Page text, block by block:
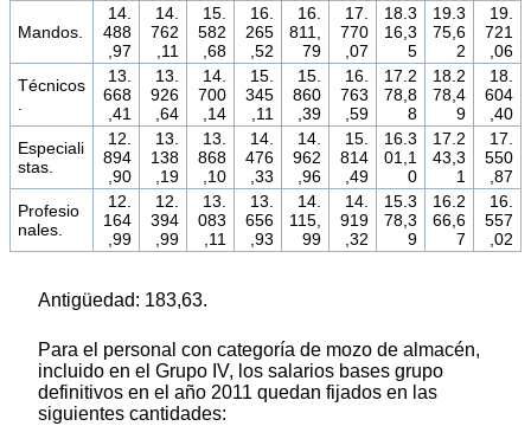
Mandos.
14.
488
,97
14.
762
,11
15.
582
,68
16.
265
,52
16.
811,
79
17.
770
,07
18.3
16,3
5
19.3
75,6
2
19.
721
,06
Técnicos
13.
668
,41
13.
926
,64
14.
700
,14
15.
345
,11
15.
860
,39
16.
763
,59
17.2
78,8
8
18.2
78,4
9
18.
604
,40
Especiali
stas.
12.
894
,90
13.
138
,19
13.
868
,10
14.
476
,33
14.
962
,96
15.
814
,49
16.3
01,1
0
17.2
43,3
1
17.
550
,87
Profesio
nales.
12.
164
,99
12.
394
,99
13.
083
,11
13.
656
,93
14.
115,
99
14.
919
,32
15.3
78,3
9
16.2
66,6
7
16.
557
,02
Antigüedad: 183,63.
Para el personal con categoría de mozo de almacén,
incluido en el Grupo IV, los salarios bases grupo
definitivos en el año 2011 quedan fijados en las
siguientes cantidades: